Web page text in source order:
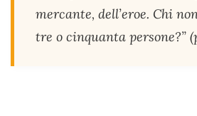
mercante, dell’eroe. Chi
tre o cinquanta persone?”